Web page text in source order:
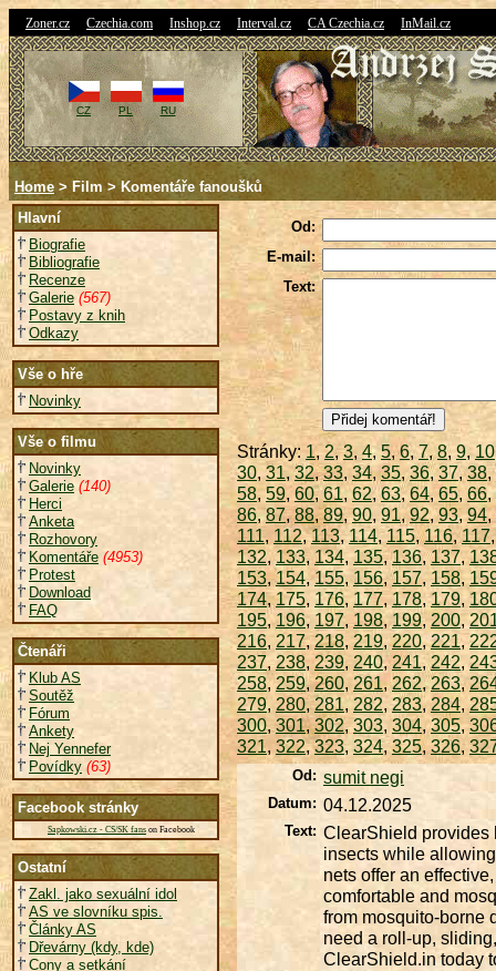
Zoner.cz Czechia.com Inshop.cz Interval.cz CA Czechia.cz InMail.cz
CZ PL RU
Home > Film > Komentáře fanoušků
Hlavní
Biografie
Bibliografie
Recenze
Galerie (567)
Postavy z knih
Odkazy
Vše o hře
Novinky
Vše o filmu
Novinky
Galerie (140)
Herci
Anketa
Rozhovory
Komentáře (4953)
Protest
Download
FAQ
Čtenáři
Klub AS
Soutěž
Fórum
Ankety
Nej Yennefer
Povídky (63)
Facebook stránky
Sapkowski.cz - CS/SK fans on Facebook
Ostatní
Zakl. jako sexuální idol
AS ve slovníku spis.
Články AS
Dřevárny (kdy, kde)
Cony a setkání
Od:
E-mail:
Text:
Stránky: 1,2, 3, 4, 5,6,7, 8, 9, 10
30, 31,32,33, 34,35, 36, 37,38,
58,59,60,61, 62,63,64, 65, 66,
86,87,88,89,90, 91,92,93, 94,
111, 112,113, 114,115,116,117
132,133, 134, 135,136,137,
153,154,155, 156,157, 158,
174,175, 176, 177, 178,179,
195,196, 197, 198,199, 200,
216, 217,218, 219,220,221,
237, 238,239, 240,241,242,
258,259,260, 261,262,263,
279, 280,281,282,283, 284,
300, 301,302,303, 304,305,
321, 322,323, 324,325, 326,
Od: sumit negi
Datum: 04.12.2025
Text: ClearShield provides
insects while
nets offer an
comfortable and
from mosquito-borne
need a roll-up,
ClearShield.in today